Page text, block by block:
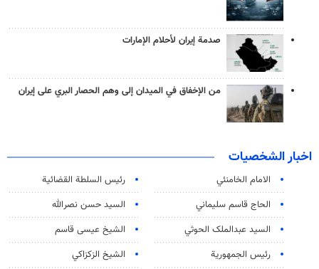
صدمة إيران لأحلام الإمارات
من الإخفاق في الميدان إلى وهم الحصار البري على إيران
اخبار الشخصيات
الامام الخامنئي
رئیس السلطة القضائیة
الحاج قاسم سليماني
السيد حسن نصرالله
السید عبدالملک الحوثي
الشيخ عيسى قاسم
رئيس الجمهورية
الشيخ الزكزاكي